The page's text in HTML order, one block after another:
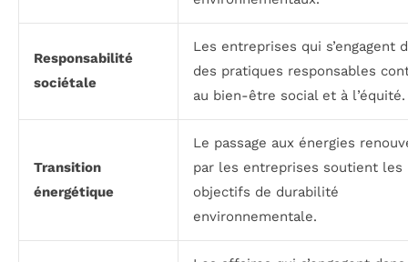
Responsabilité
sociétale
Les entreprises qui s’engagent
des pratiques responsables
au bien-être social et à l’équité.
Transition
énergétique
Le passage aux énergies
par les entreprises soutient les
objectifs de durabilité
environnementale.